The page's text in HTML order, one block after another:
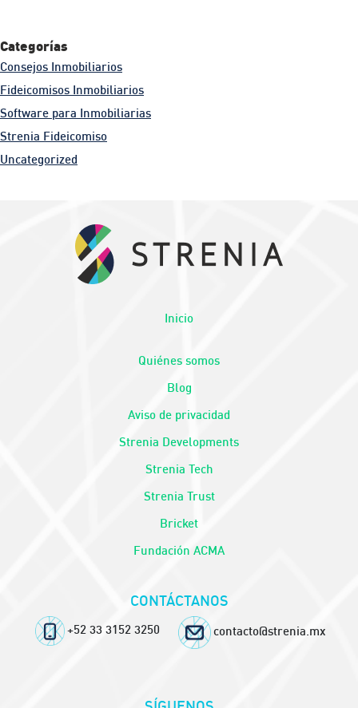
Categorías
Consejos Inmobiliarios
Fideicomisos Inmobiliarios
Software para Inmobiliarias
Strenia Fideicomiso
Uncategorized
Inicio
Quiénes somos
Blog
Aviso de privacidad
Strenia Developments
Strenia Tech
Strenia Trust
Bricket
Fundación ACMA
CONTÁCTANOS
+52 33 3152 3250 contacto@strenia.mx